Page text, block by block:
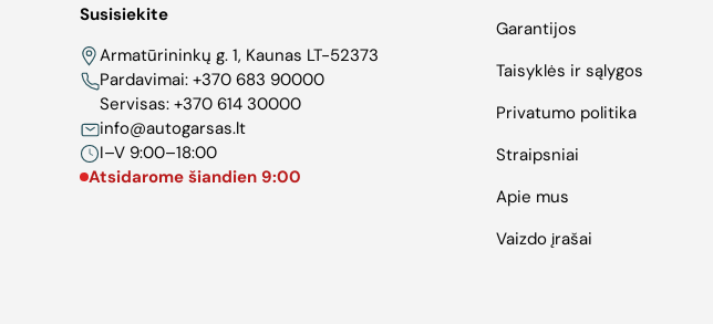
Susisiekite
Armatūrininkų g. 1, Kaunas LT-52373
Pardavimai: +370 683 90000
Servisas: +370 614 30000
info@autogarsas.lt
I–V 9:00–18:00
Atsidarome šiandien 9:00
Garantijos
Taisyklės ir sąlygos
Privatumo politika
Straipsniai
Apie mus
Vaizdo įrašai